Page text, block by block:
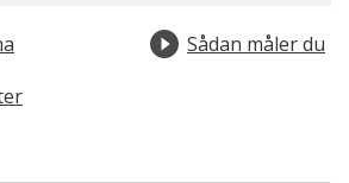
Sådan måler du